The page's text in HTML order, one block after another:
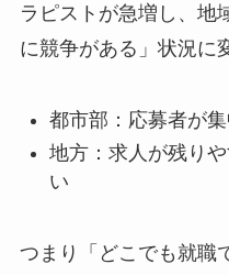
ラピストが急増し、地
に競争がある」状況に
都市部：応募者が
地方：求人が残り
い
つまり「どこでも就職